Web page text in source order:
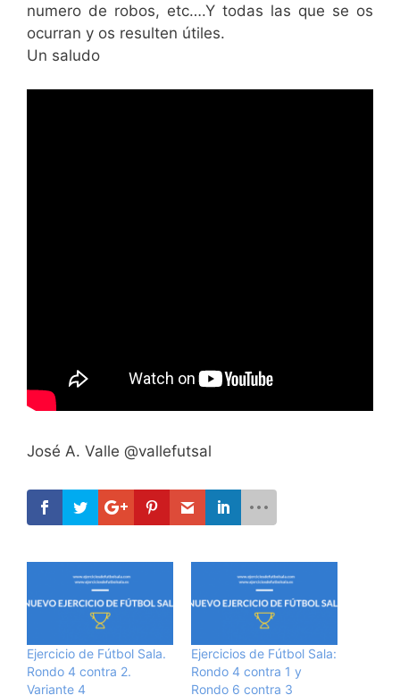
numero de robos, etc….Y todas las que se os
ocurran y os resulten útiles.
Un saludo
José A. Valle @vallefutsal
Ejercicio de Fútbol Sala.
Rondo 4 contra 2.
Variante 4
Ejercicios de Fútbol Sala:
Rondo 4 contra 1 y
Rondo 6 contra 3